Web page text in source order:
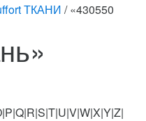
ТКАНИ / «430550